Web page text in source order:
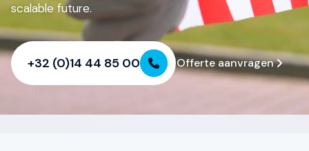
Contact
My TSG
scalable future.
+32 (0)14 44 85 00 Offerte aanvragen